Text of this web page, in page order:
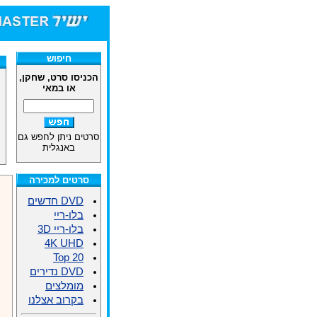
חיפוש
הכניסו סרט, שחקן,
או במאי
סרטים ניתן לחפש גם
באנגלית
סרטים למכירה
DVD חדשים
בלו-ריי
בלו-ריי 3D
4K UHD
Top 20
DVD נדירים
מומלצים
בקרוב אצלנו